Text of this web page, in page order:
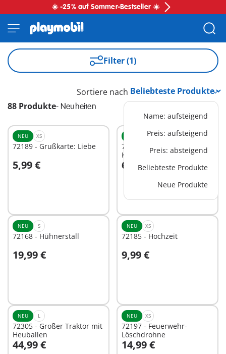
☀️ -25% auf Sommer-Bestseller ☀️
Filter (1)
88 Produkte- Neuheiten
Sortiere nach
Name: aufsteigend
Preis: aufsteigend
Preis: absteigend
Beliebteste Produkte
Neue Produkte
NEU XS
72189 - Grußkarte: Liebe
5,99 €
In den Warenkorb
XL
72161 - Großer Traktor mit
Kartoffelroder
69,99 €
In den Warenkorb
NEU S
72168 - Hühnerstall
19,99 €
In den Warenkorb
NEU XS
72185 - Hochzeit
9,99 €
In den Warenkorb
NEU L
72305 - Großer Traktor mit
Heuballen
44,99 €
In den Warenkorb
NEU XS
72197 - Feuerwehr-
Löschdrohne
14,99 €
In den Warenkorb